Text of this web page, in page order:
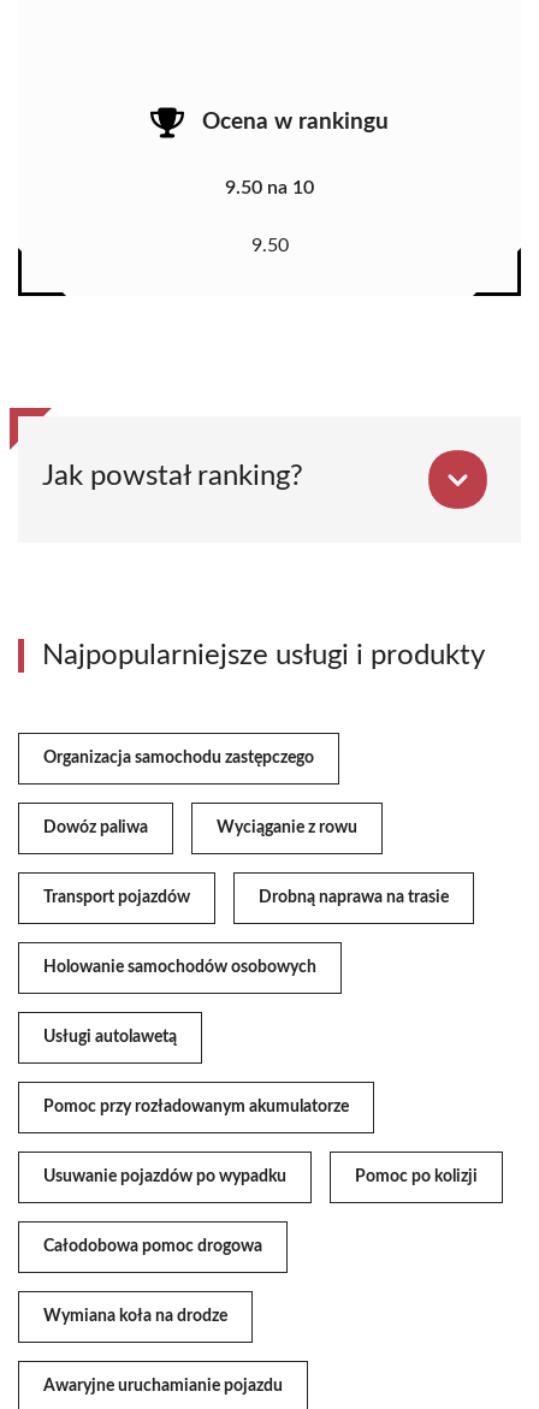
Ocena w rankingu
9.50 na 10
9.50
Jak powstał ranking?
Najpopularniejsze usługi i produkty
Organizacja samochodu zastępczego
Dowóz paliwa Wyciąganie z rowu
Transport pojazdów Drobną naprawa na trasie
Holowanie samochodów osobowych
Usługi autolawetą
Pomoc przy rozładowanym akumulatorze
Usuwanie pojazdów po wypadku Pomoc po kolizji
Całodobowa pomoc drogowa
Wymiana koła na drodze
Awaryjne uruchamianie pojazdu